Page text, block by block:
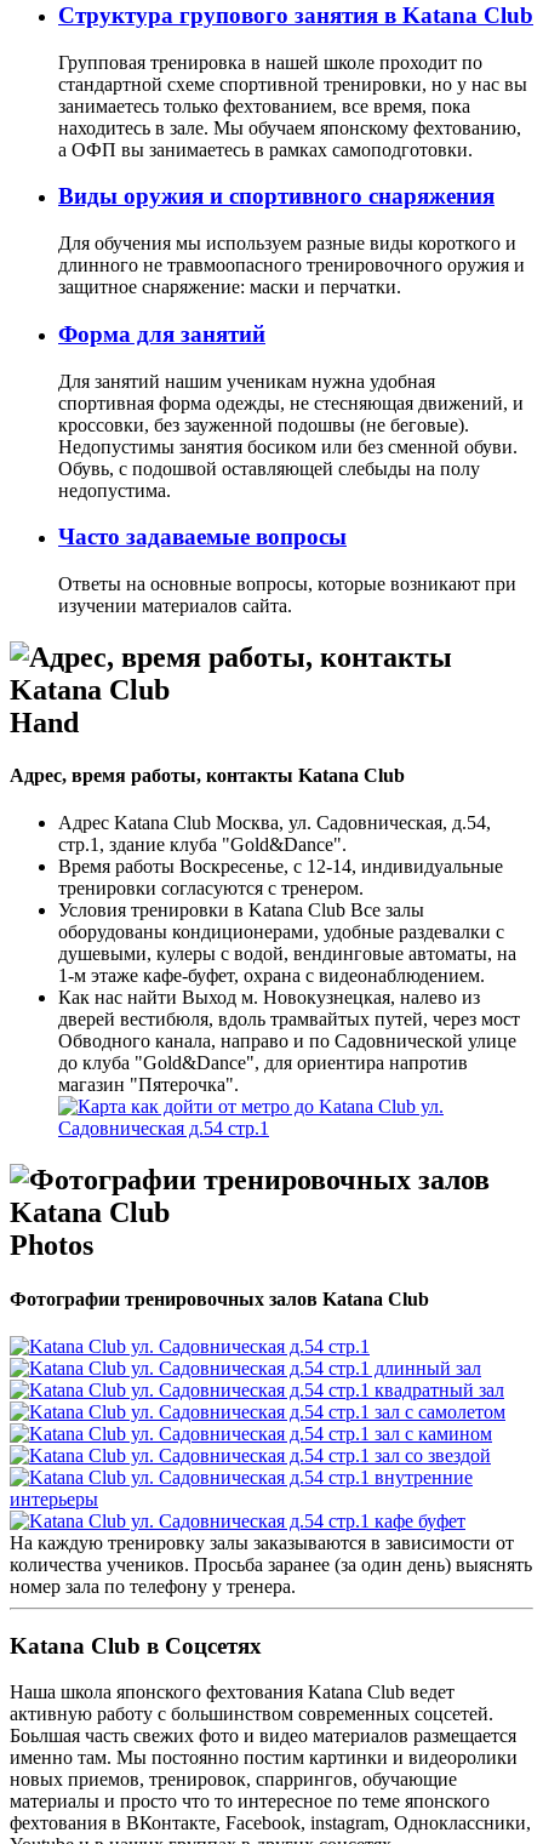
Структура групового занятия в Katana Club
Групповая тренировка в нашей школе проходит по
стандартной схеме спортивной тренировки, но у нас вы
занимаетесь только фехтованием, все время, пока
находитесь в зале. Мы обучаем японскому фехтованию,
а ОФП вы занимаетесь в рамках самоподготовки.
Виды оружия и спортивного снаряжения
Для обучения мы используем разные виды короткого и
длинного не травмоопасного тренировочного оружия и
защитное снаряжение: маски и перчатки.
Форма для занятий
Для занятий нашим ученикам нужна удобная
спортивная форма одежды, не стесняющая движений, и
кроссовки, без зауженной подошвы (не беговые).
Недопустимы занятия босиком или без сменной обуви.
Обувь, с подошвой оставляющей слебыды на полу
недопустима.
Часто задаваемые вопросы
Ответы на основные вопросы, которые возникают при
изучении материалов сайта.
Hand
Адрес, время работы, контакты Katana Club
Адрес Katana Club Москва, ул. Садовническая, д.54,
стр.1, здание клуба "Gold&Dance".
Время работы Воскресенье, с 12-14, индивидуальные
тренировки согласуются с тренером.
Условия тренировки в Katana Club Все залы
оборудованы кондиционерами, удобные раздевалки с
душевыми, кулеры с водой, вендинговые автоматы, на
1-м этаже кафе-буфет, охрана с видеонаблюдением.
Как нас найти Выход м. Новокузнецкая, налево из
дверей вестибюля, вдоль трамвайтых путей, через мост
Обводного канала, направо и по Садовнической улице
до клуба "Gold&Dance", для ориентира напротив
магазин "Пятерочка".
Photos
Фотографии тренировочных залов Katana Club
На каждую тренировку залы заказываются в зависимости от
количества учеников. Просьба заранее (за один день) выяснять
номер зала по телефону у тренера.
Katana Club в Соцсетях
Наша школа японского фехтования Katana Club ведет
активную работу с большинством современных соцсетей.
Боьлшая часть свежих фото и видео материалов размещается
именно там. Мы постоянно постим картинки и видеоролики
новых приемов, тренировок, спаррингов, обучающие
материалы и просто что то интересное по теме японского
фехтования в ВКонтакте, Facebook, instagram, Одноклассники,